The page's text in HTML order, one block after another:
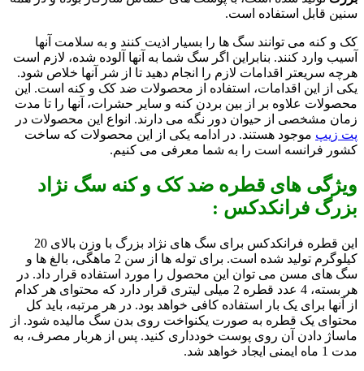
سنین قابل استفاده است.
کک و کنه می توانند سگ ها را بسیار اذیت کنند و به سلامت آنها
آسیب وارد کنند. بنابراین اگر سگ شما به آنها آلوده شده، لازم است
هرچه سریعتر اقدامات لازم را انجام دهید تا از شر آنها خلاص شود.
یکی از این اقدامات، استفاده از محصولات ضد کک و کنه است. این
محصولات علاوه بر از بین بردن کنه و سایر حشرات، آنها را تا مدت
زمان مشخصی از حیوان دور نگه می دارند. انواع این محصولات در
پت زیپ موجود هستند. در ادامه یکی از این محصولات که ساخت
کشور فرانسه است را به شما معرفی می کنیم.
ویژگی های قطره ضد کک و کنه سگ نژاد
بزرگ فرانکدکس :
این قطره فرانکدکس برای سگ های نژاد بزرگ با وزن بالای 20
کیلوگرم تولید شده است. برای توله ها از سن 2 ماهگی، بالغ ها و
سگ های مسن می توان این محصول را مورد استفاده قرار داد. در
هر بسته، 4 عدد قطره 2 میلی لیتری قرار دارد که محتوای هر کدام
از آنها برای یک بار استفاده کافی خواهد بود. در هر مرتبه، باید کل
محتوای یک قطره به صورت یکنواخت روی بدن سگ مالیده شود. از
ماساژ دادن آن روی پوست خودداری کنید. پس از هربار مصرف، به
مدت 1 ماه ایمنی ایجاد خواهد شد.